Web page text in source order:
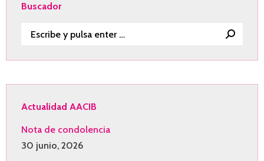
Buscador
Buscar:
Actualidad AACIB
Nota de condolencia
30 junio, 2026